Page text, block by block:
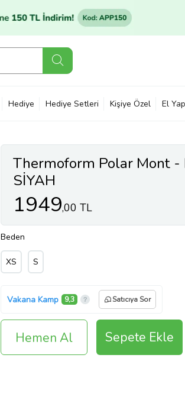
Hediye Hediye Setleri Kişiye Özel El
Thermoform Polar Mont -
SİYAH
1949,00 TL
Beden
XS S
Vakana Kamp 9,3 Satıcıya Sor
Hemen Al Sepete Ekle